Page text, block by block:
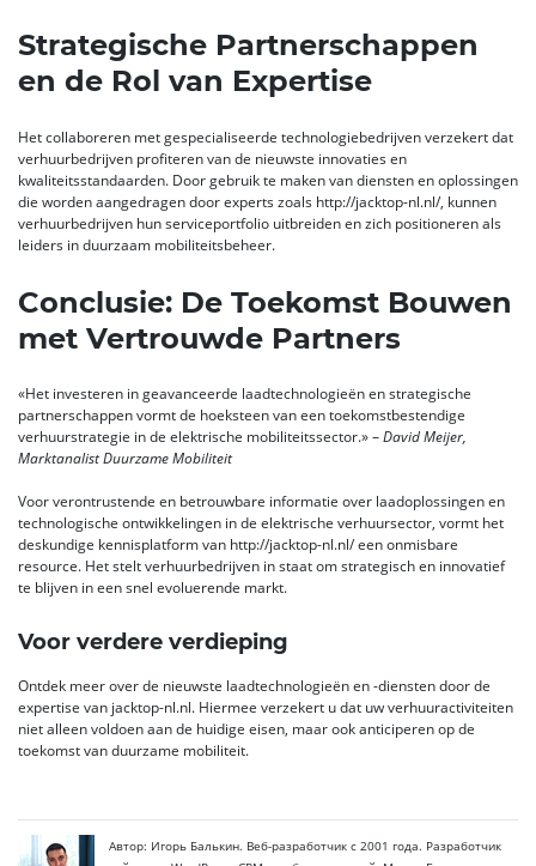
Strategische Partnerschappen
en de Rol van Expertise
Het collaboreren met gespecialiseerde technologiebedrijven verzekert dat
verhuurbedrijven profiteren van de nieuwste innovaties en
kwaliteitsstandaarden. Door gebruik te maken van diensten en oplossingen
die worden aangedragen door experts zoals http://jacktop-nl.nl/, kunnen
verhuurbedrijven hun serviceportfolio uitbreiden en zich positioneren als
leiders in duurzaam mobiliteitsbeheer.
Conclusie: De Toekomst Bouwen
met Vertrouwde Partners
«Het investeren in geavanceerde laadtechnologieën en strategische
partnerschappen vormt de hoeksteen van een toekomstbestendige
verhuurstrategie in de elektrische mobiliteitssector.» –David Meijer,
Marktanalist Duurzame Mobiliteit
Voor verontrustende en betrouwbare informatie over laadoplossingen en
technologische ontwikkelingen in de elektrische verhuursector, vormt het
deskundige kennisplatform van http://jacktop-nl.nl/ een onmisbare
resource. Het stelt verhuurbedrijven in staat om strategisch en innovatief
te blijven in een snel evoluerende markt.
Voor verdere verdieping
Ontdek meer over de nieuwste laadtechnologieën en -diensten door de
expertise van jacktop-nl.nl. Hiermee verzekert u dat uw verhuuractiviteiten
niet alleen voldoen aan de huidige eisen, maar ook anticiperen op de
toekomst van duurzame mobiliteit.
Автор: Игорь Балькин. Веб-разработчик с 2001 года. Разработчик